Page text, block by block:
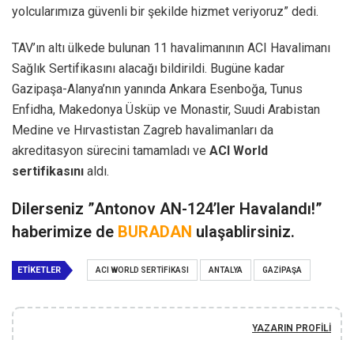
yolcularımıza güvenli bir şekilde hizmet veriyoruz” dedi.
TAV’ın altı ülkede bulunan 11 havalimanının ACI Havalimanı
Sağlık Sertifikasını alacağı bildirildi. Bugüne kadar
Gazipaşa-Alanya’nın yanında Ankara Esenboğa, Tunus
Enfidha, Makedonya Üsküp ve Monastir, Suudi Arabistan
Medine ve Hırvastistan Zagreb havalimanları da
akreditasyon sürecini tamamladı ve ACI World
sertifikasını aldı.
Dilerseniz ”Antonov AN-124’ler Havalandı!”
haberimize de BURADAN ulaşablirsiniz.
ETIKETLER ACI WORLD SERTIFIKASI ANTALYA GAZIPAŞA
YAZARIN PROFILI